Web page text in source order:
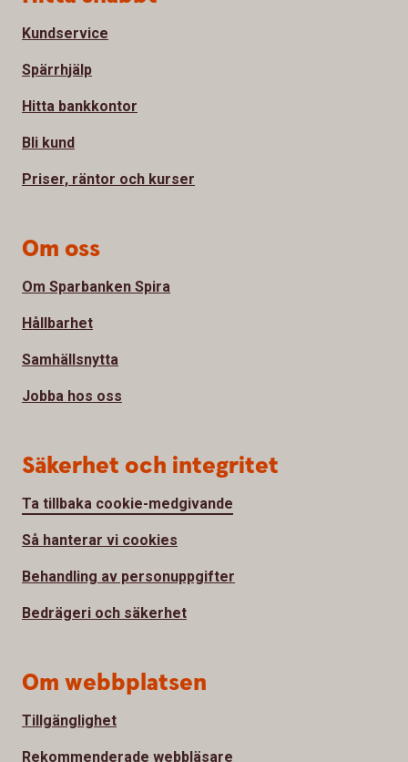
Kundservice
Spärrhjälp
Hitta bankkontor
Bli kund
Priser, räntor och kurser
Om oss
Om Sparbanken Spira
Hållbarhet
Samhällsnytta
Jobba hos oss
Säkerhet och integritet
Ta tillbaka cookie-medgivande
Så hanterar vi cookies
Behandling av personuppgifter
Bedrägeri och säkerhet
Om webbplatsen
Tillgänglighet
Rekommenderade webbläsare